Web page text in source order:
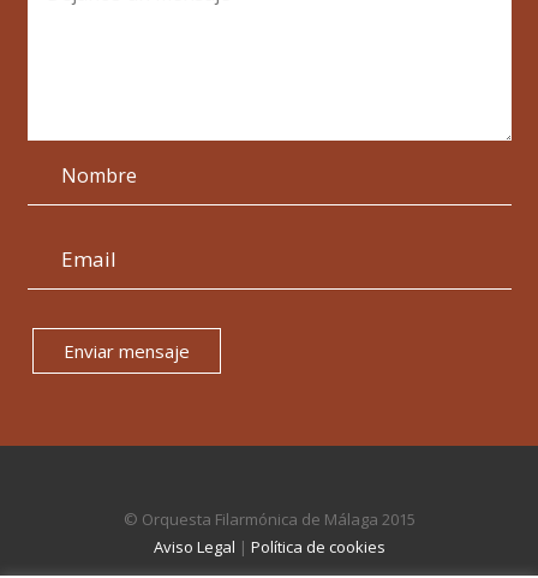
Enviar mensaje
© Orquesta Filarmónica de Málaga 2015
Aviso Legal | Política de cookies